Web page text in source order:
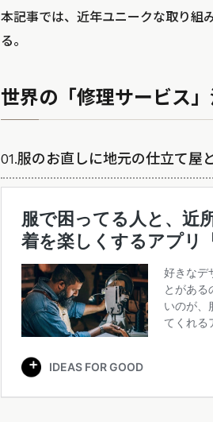
本記事では、近年ユニークな取り組
る。
世界の「修理サービス
01.服のお直しに地元の仕立て屋